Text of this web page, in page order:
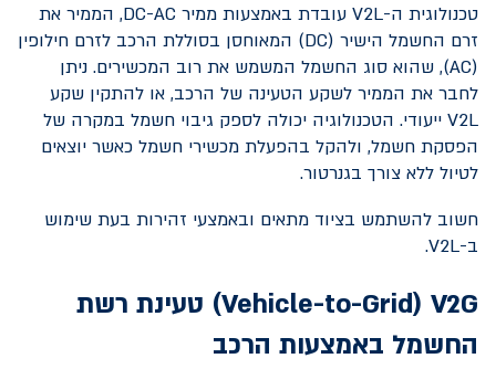
טכנולוגית ה-V2L עובדת באמצעות ממיר DC-AC, הממיר את
זרם החשמל הישיר (DC) המאוחסן בסוללת הרכב לזרם חילופין
(
AC), שהוא סוג החשמל המשמש את רוב המכשירים. ניתן
לחבר את הממיר לשקע הטעינה של הרכב, או להתקין שקע
V2L ייעודי. הטכנולוגיה יכולה לספק גיבוי חשמל במקרה של
הפסקת חשמל, ולהקל בהפעלת מכשירי חשמל כאשר יוצאים
לטיול ללא צורך בגנרטור.
חשוב להשתמש בציוד מתאים ובאמצעי זהירות בעת שימוש
ב-V2L
.
V2G
(
Vehicle-to-Grid) טעינת רשת
החשמל באמצעות הרכב